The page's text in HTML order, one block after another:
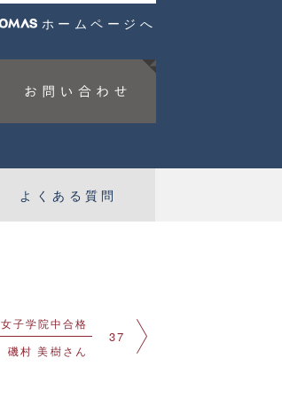
ホームページへ
よくある質問
女子学院中合格
磯村 美樹さん
37